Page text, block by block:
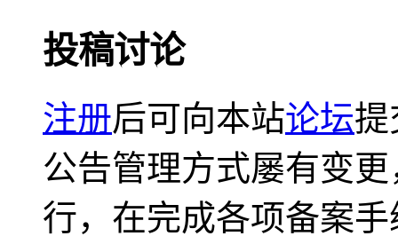
投稿讨论
注册后可向本站论坛提
公告管理方式屡有变
行，在完成各项备案